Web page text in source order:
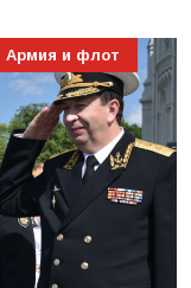
Армия и флот